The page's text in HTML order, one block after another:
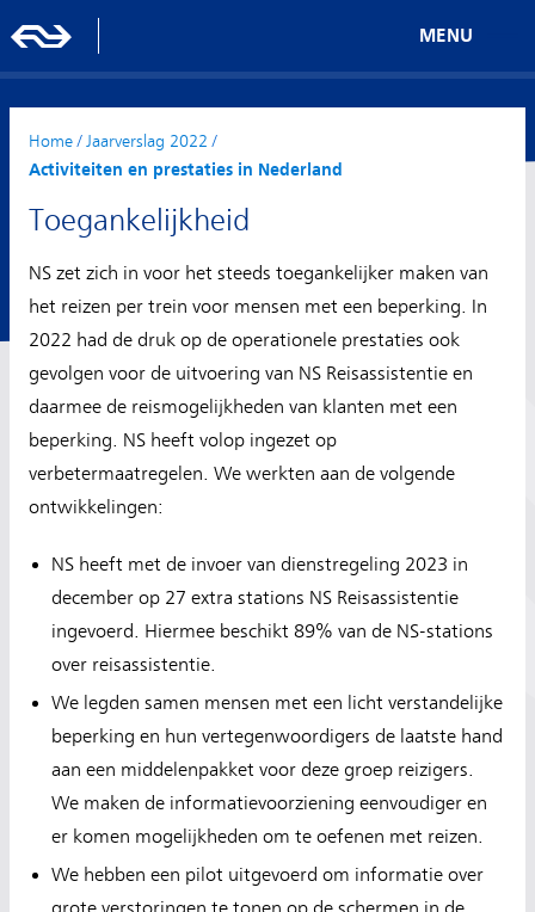
MENU
Home/ Jaarverslag 2022 /
Activiteiten en prestaties in Nederland
Toegankelijkheid
NS zet zich in voor het steeds toegankelijker maken van
het reizen per trein voor mensen met een beperking. In
2022 had de druk op de operationele prestaties ook
gevolgen voor de uitvoering van NS Reisassistentie en
daarmee de reismogelijkheden van klanten met een
beperking. NS heeft volop ingezet op
verbetermaatregelen. We werkten aan de volgende
ontwikkelingen:
NS heeft met de invoer van dienstregeling 2023 in
december op 27 extra stations NS Reisassistentie
ingevoerd. Hiermee beschikt 89% van de NS-stations
over reisassistentie.
We legden samen mensen met een licht verstandelijke
beperking en hun vertegenwoordigers de laatste hand
aan een middelenpakket voor deze groep reizigers.
We maken de informatievoorziening eenvoudiger en
er komen mogelijkheden om te oefenen met reizen.
We hebben een pilot uitgevoerd om informatie over